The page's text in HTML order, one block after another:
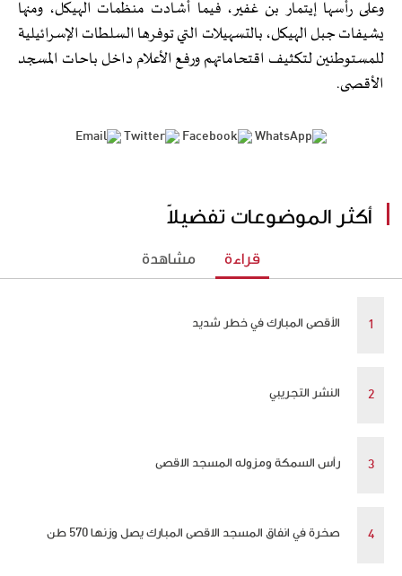
وعلى رأسها إيتمار بن غفير، فيما أشادت منظمات الهيكل، ومنها
يشيفات جبل الهيكل، بالتسهيلات التي توفرها السلطات الإسرائيلية
للمستوطنين لتكثيف اقتحاماتهم ورفع الأعلام داخل باحات المسجد
الأقصى.
أكثر الموضوعات تفضيلاً
قراءة مشاهدة
الأقصى المبارك في خطر شديد
النشر التجريبي
رأس السمكة ومزوله المسجد الاقصى
صخرة في انفاق المسجد الاقصى المبارك يصل وزنها 570 طن